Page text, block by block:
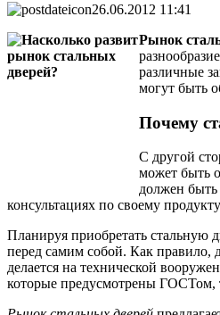
26.06.2012 11:41
Рынок
различные
могут быть
Почему
С другой
может быть
должен быть
консультациях по своему
Планируя приобретать стальную
перед самим собой. Как правило,
делается на технической
которые предусмотрены ГОСТом,